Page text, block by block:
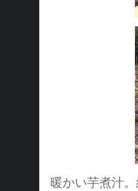
暖かい芋煮汁